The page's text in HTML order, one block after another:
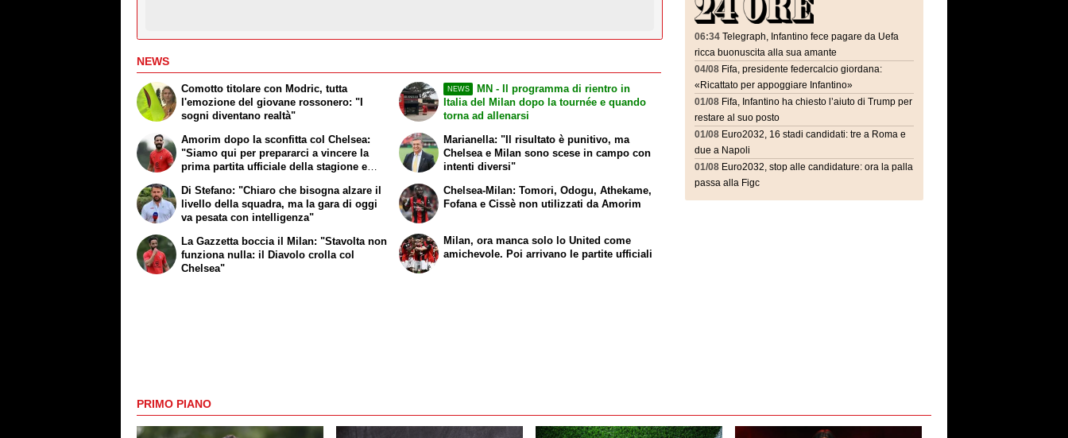
NEWS
Comotto titolare con Modric, tutta
l'emozione del giovane rossonero: "I
sogni diventano realtà"
Amorim dopo la sconfitta col Chelsea:
"Siamo qui per prepararci a vincere la
prima partita ufficiale della stagione e
NEWS
MN - Il programma di rientro in
Italia del Milan dopo la tournée e quando
torna ad allenarsi
Marianella: "Il risultato è punitivo, ma
Chelsea e Milan sono scese in campo con
intenti diversi"
Di Stefano: "Chiaro che bisogna alzare il
livello della squadra, ma la gara di oggi
va pesata con intelligenza"
La Gazzetta boccia il Milan: "Stavolta non
funziona nulla: il Diavolo crolla col
Chelsea"
Chelsea-Milan: Tomori, Odogu, Athekame,
Fofana e Cissè non utilizzati da Amorim
Milan, ora manca solo lo United come
amichevole. Poi arrivano le partite ufficiali
06:34 Telegraph, Infantino fece pagare da Uefa
ricca buonuscita alla sua amante
04/08 Fifa, presidente federcalcio giordana:
«Ricattato per appoggiare Infantino»
01/08 Fifa, Infantino ha chiesto l’aiuto di Trump per
restare al suo posto
01/08 Euro2032, 16 stadi candidati: tre a Roma e
due a Napoli
01/08 Euro2032, stop alle candidature: ora la palla
passa alla Figc
PRIMO PIANO